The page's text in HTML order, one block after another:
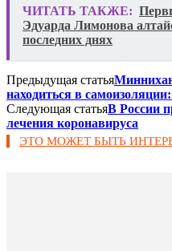
ЧИТАТЬ ТАКЖЕ:
Эдуарда Лимонова
последних днях
Предыдущая статья
находиться в
Следующая статьяВ России
лечения коронавируса
ЭТО МОЖЕТ БЫТЬ